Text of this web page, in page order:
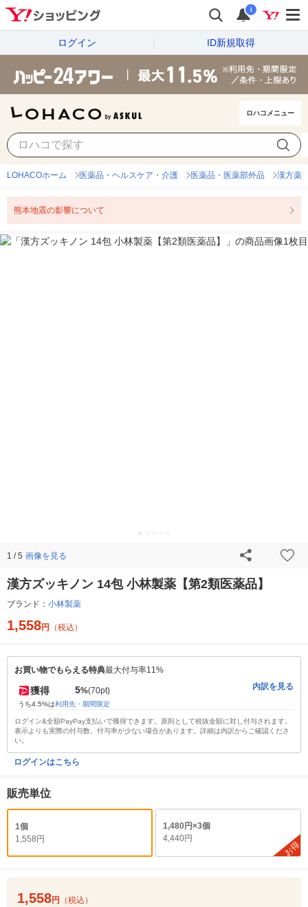
i
ログイン ID新規取得
ロハコメニュー
LOHACOホーム 医薬品・ヘルスケア・介護 医薬品・医薬部外品 漢方薬
熊本地震の影響について
1 / 5 画像を見る
漢方ズッキノン 14包 小林製薬【第2類医薬品】
ブランド： 小林製薬
1,558円 （税込）
お買い物でもらえる特典最大付与率11%
獲得 5%(70pt)
うち4.5%は利用先・期間限定
内訳を見る
ログイン&全額PayPay支払いで獲得できます。原則として税抜金額に対し付与されます。
表示よりも実際の付与数、付与率が少ない場合があります。詳細は内訳からご確認くださ
い。
ログインはこちら
販売単位
1個
1,558円
1,480円×3個
4,440円
お得
1,558円 （税込）